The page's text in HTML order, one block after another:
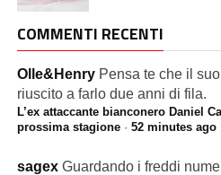
COMMENTI RECENTI
Olle&Henry Pensa te che il
riuscito a farlo due anni di fila.
L’ex attaccante bianconero Daniel
prossima stagione· 52 minutes ago
sagex Guardando i freddi